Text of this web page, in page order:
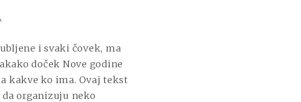
NOVE
GODINE
2019.
ZA
ZALJUBLJENE
i svaki čovek, ma
doček Nove godine
kakve ko ima. Ovaj tekst
organizuju neko